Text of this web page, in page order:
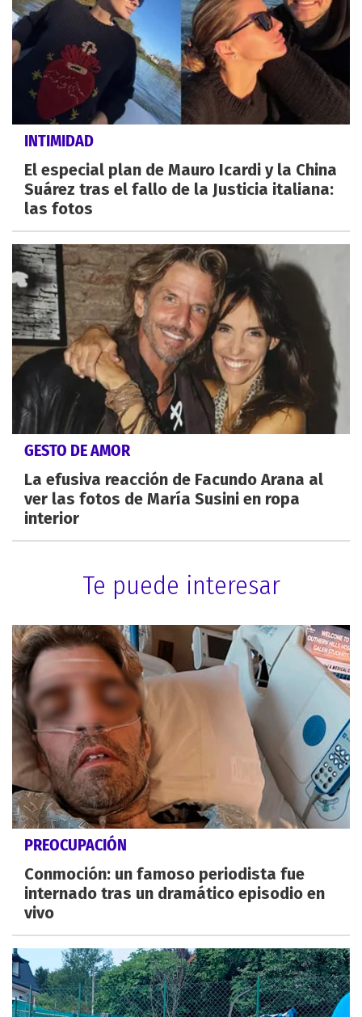
INTIMIDAD
El especial plan de Mauro Icardi y la China
Suárez tras el fallo de la Justicia italiana:
las fotos
GESTO DE AMOR
La efusiva reacción de Facundo Arana al
ver las fotos de María Susini en ropa
interior
Te puede interesar
PREOCUPACIÓN
Conmoción: un famoso periodista fue
internado tras un dramático episodio en
vivo